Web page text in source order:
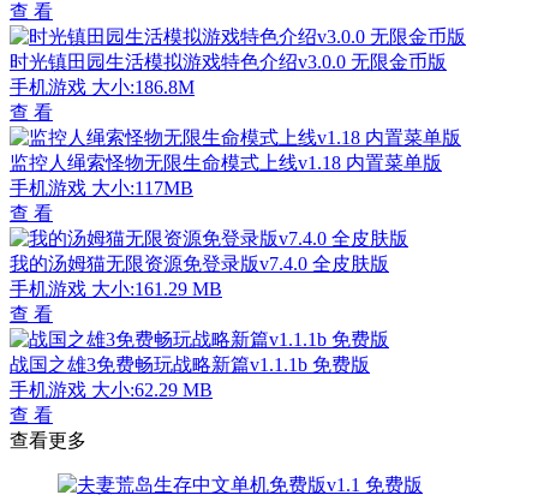
查 看
时光镇田园生活模拟游戏特色介绍v3.0.0 无限金币版
手机游戏 大小:186.8M
查 看
监控人绳索怪物无限生命模式上线v1.18 内置菜单版
手机游戏 大小:117MB
查 看
我的汤姆猫无限资源免登录版v7.4.0 全皮肤版
手机游戏 大小:161.29 MB
查 看
战国之雄3免费畅玩战略新篇v1.1.1b 免费版
手机游戏 大小:62.29 MB
查 看
查看更多